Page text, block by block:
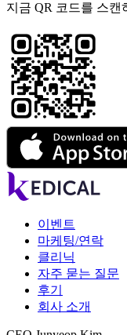
지금 QR 코드를 스캔
이벤트
마케팅/연락
클리닉
자주 묻는 질문
후기
회사 소개